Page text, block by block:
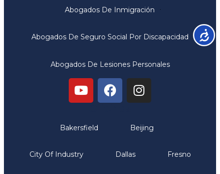
Abogados De Inmigración
Abogados De Seguro Social Por Discapacidad
Abogados De Lesiones Personales
Bakersfield Beijing
City Of Industry Dallas Fresno